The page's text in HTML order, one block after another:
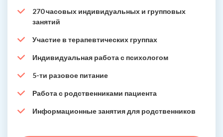
270 часовых индивидуальных и групповых
занятий
Участие в терапевтических группах
Индивидуальная работа с психологом
5-ти разовое питание
Работа с родственниками пациента
Информационные занятия для родственников